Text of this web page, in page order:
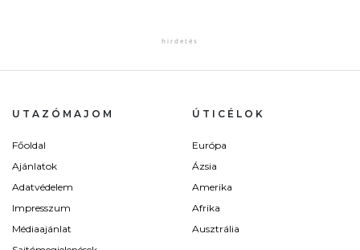
UTAZÓMAJOM
Főoldal
Ajánlatok
Adatvédelem
Impresszum
Médiaajánlat
ÚTICÉLOK
Európa
Ázsia
Amerika
Afrika
Ausztrália